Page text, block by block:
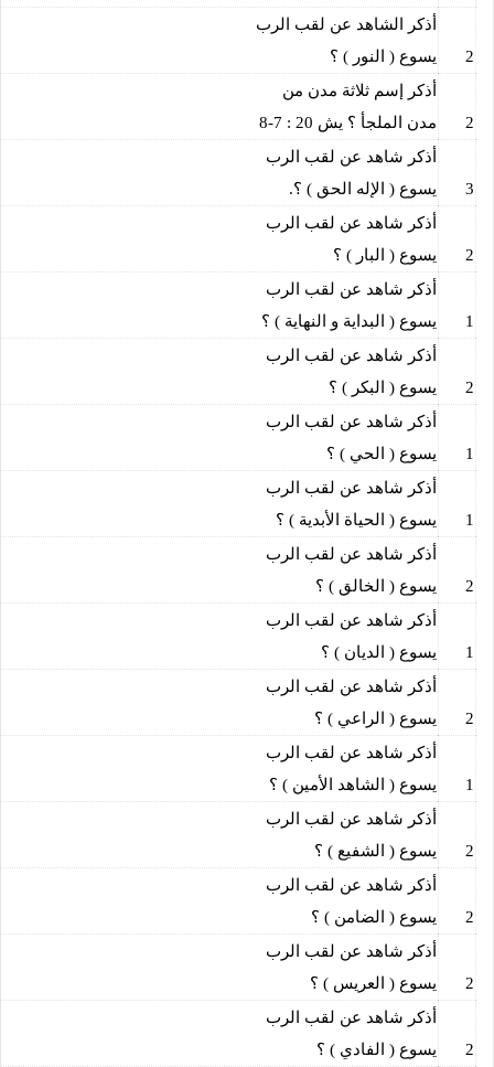
2
أذكر الشاهد عن لقب الرب
يسوع ( النور ) ؟
2
أذكر إسم ثلاثة مدن من
مدن الملجأ ؟ يش 20 : 7-8
3
أذكر شاهد عن لقب الرب
يسوع ( الإله الحق ) ؟.
2
أذكر شاهد عن لقب الرب
يسوع ( البار ) ؟
1
أذكر شاهد عن لقب الرب
يسوع ( البداية و النهاية ) ؟
2
أذكر شاهد عن لقب الرب
يسوع ( البكر ) ؟
1
أذكر شاهد عن لقب الرب
يسوع ( الحي ) ؟
1
أذكر شاهد عن لقب الرب
يسوع ( الحياة الأبدية ) ؟
2
أذكر شاهد عن لقب الرب
يسوع ( الخالق ) ؟
1
أذكر شاهد عن لقب الرب
يسوع ( الديان ) ؟
2
أذكر شاهد عن لقب الرب
يسوع ( الراعي ) ؟
1
أذكر شاهد عن لقب الرب
يسوع ( الشاهد الأمين ) ؟
2
أذكر شاهد عن لقب الرب
يسوع ( الشفيع ) ؟
2
أذكر شاهد عن لقب الرب
يسوع ( الضامن ) ؟
2
أذكر شاهد عن لقب الرب
يسوع ( العريس ) ؟
2
أذكر شاهد عن لقب الرب
يسوع ( الفادي ) ؟